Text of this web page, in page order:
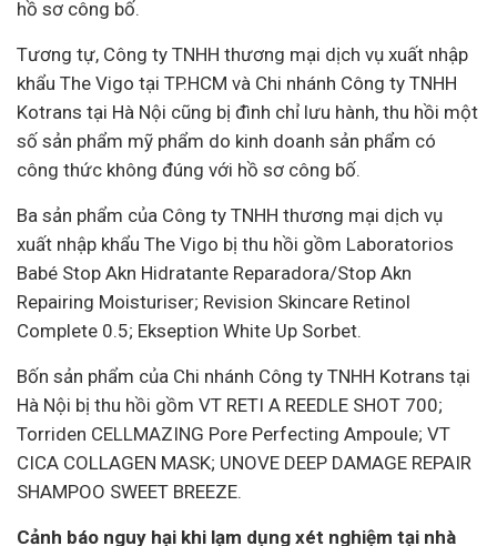
hồ sơ công bố.
Tương tự, Công ty TNHH thương mại dịch vụ xuất nhập
khẩu The Vigo tại TP.HCM và Chi nhánh Công ty TNHH
Kotrans tại Hà Nội cũng bị đình chỉ lưu hành, thu hồi một
số sản phẩm mỹ phẩm do kinh doanh sản phẩm có
công thức không đúng với hồ sơ công bố.
Ba sản phẩm của Công ty TNHH thương mại dịch vụ
xuất nhập khẩu The Vigo bị thu hồi gồm Laboratorios
Babé Stop Akn Hidratante Reparadora/Stop Akn
Repairing Moisturiser; Revision Skincare Retinol
Complete 0.5; Ekseption White Up Sorbet.
Bốn sản phẩm của Chi nhánh Công ty TNHH Kotrans tại
Hà Nội bị thu hồi gồm VT RETI A REEDLE SHOT 700;
Torriden CELLMAZING Pore Perfecting Ampoule; VT
CICA COLLAGEN MASK; UNOVE DEEP DAMAGE REPAIR
SHAMPOO SWEET BREEZE.
Cảnh báo nguy hại khi lạm dụng xét nghiệm tại nhà